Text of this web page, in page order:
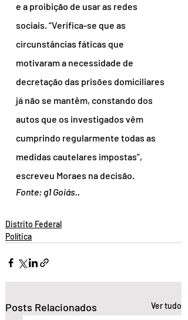
e a proibição de usar as redes
sociais. “Verifica-se que as
circunstâncias fáticas que
motivaram a necessidade de
decretação das prisões domiciliares
já não se mantêm, constando dos
autos que os investigados vêm
cumprindo regularmente todas as
medidas cautelares impostas”,
escreveu Moraes na decisão.
Fonte: g1 Goiás..
Distrito Federal
Política
Posts Relacionados Ver tudo